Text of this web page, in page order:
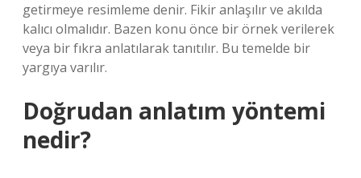
getirmeye resimleme denir. Fikir anlaşılır ve akılda
kalıcı olmalıdır. Bazen konu önce bir örnek verilerek
veya bir fıkra anlatılarak tanıtılır. Bu temelde bir
yargıya varılır.
Doğrudan anlatım yöntemi
nedir?